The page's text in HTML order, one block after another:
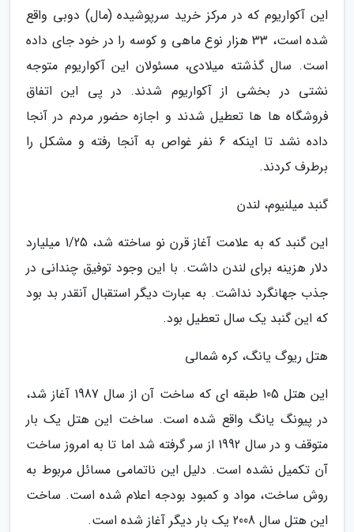
این آکواریوم که در مرکز خرید سرپوشیده (مال) دوبی واقع
شده است، 33 هزار نوع ماهی و کوسه را در خود جای داده
است. سال گذشته میلادی، مسئولان این آکواریوم متوجه
نشتی در بخشی از آکواریوم شدند. در پی این اتفاق
فروشگاه ها ها تعطیل شدند و اجازه حضور مردم در آنجا
داده نشد تا اینکه 6 نفر غواص به آنجا رفته و مشکل را
برطرف کردند.
گنبد میلنیوم، لندن
این گنبد که به علامت آغاز قرن نو ساخته شد، 1/25 میلیارد
دلار هزینه برای لندن داشت. با این وجود توفیق چندانی در
جذب جهانگرد نداشت. به عبارت دیگر استقبال آنقدر بد بود
که این گنبد یک سال تعطیل بود.
هتل ریوگ یانگ، کره شمالی
این هتل 105 طبقه ای که ساخت آن از سال 1987 آغاز شد،
در پیونگ یانگ واقع شده است. ساخت این هتل یک بار
متوقف و در سال 1992 از سر گرفته شد اما تا به امروز ساخت
آن تکمیل نشده است. دلیل این ناتمامی مسائل مربوط به
روش ساخت، مواد و کمبود بودجه اعلام شده است. ساخت
این هتل سال 2008 یک بار دیگر آغاز شده است.